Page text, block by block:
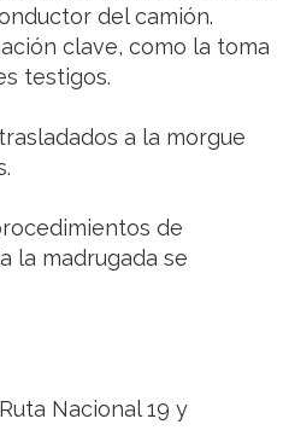
del camión.
clave, como la toma
testigos.
a la morgue
de
la madrugada se
Nacional 19 y